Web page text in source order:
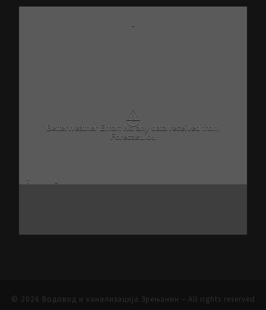
-
⚠
BetterWeather Error: No any data received from
Forecast.io!.
© 2026 Водовод и канализација Зрењанин – All rights reserved